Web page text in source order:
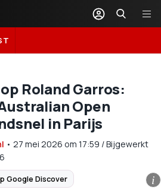
Roland Garros:
Open
in Parijs
• 27 mei 2026 om 17:59 /Bijgewerkt
Google Discover i